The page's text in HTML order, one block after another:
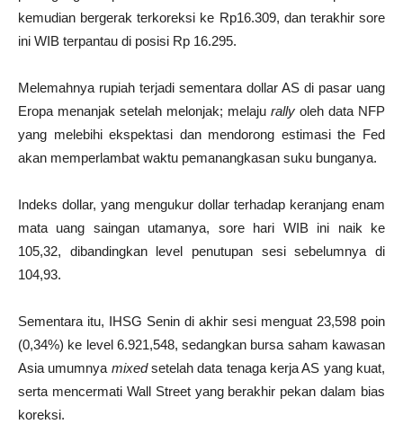
kemudian bergerak terkoreksi ke Rp16.309, dan terakhir sore
ini WIB terpantau di posisi Rp 16.295.
Melemahnya rupiah terjadi sementara dollar AS di pasar uang
Eropa menanjak setelah melonjak; melaju rally oleh data NFP
yang melebihi ekspektasi dan mendorong estimasi the Fed
akan memperlambat waktu pemanangkasan suku bunganya.
Indeks dollar, yang mengukur dollar terhadap keranjang enam
mata uang saingan utamanya, sore hari WIB ini naik ke
105,32, dibandingkan level penutupan sesi sebelumnya di
104,93.
Sementara itu, IHSG Senin di akhir sesi menguat 23,598 poin
(0,34%) ke level 6.921,548, sedangkan bursa saham kawasan
Asia umumnya mixedsetelah data tenaga kerja AS yang kuat,
serta mencermati Wall Street yang berakhir pekan dalam bias
koreksi.